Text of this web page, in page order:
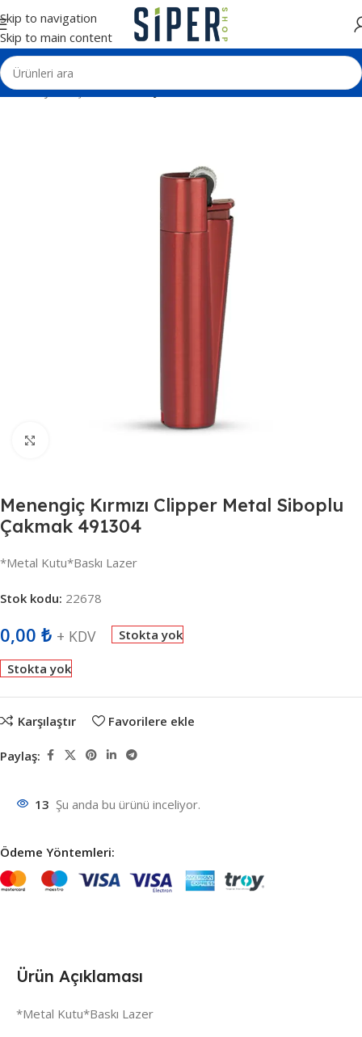
Skip to navigation
Skip to main content
Ana Sayfa Kişisel Ürünler Çakmaklar
Menengiç Kırmızı Clipper Metal Siboplu
Çakmak 491304
*Metal Kutu*Baskı Lazer
Stok kodu: 22678
0,00 ₺ + KDV Stokta yok
Stokta yok
Karşılaştır Favorilere ekle
Paylaş:
13 Şu anda bu ürünü inceliyor.
Ödeme Yöntemleri:
Ürün Açıklaması
*Metal Kutu*Baskı Lazer